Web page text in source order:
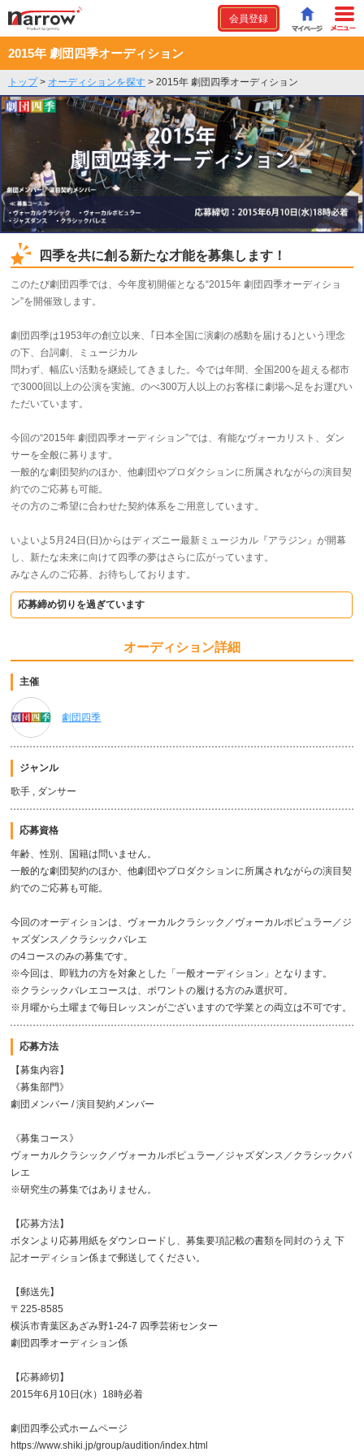
会員登録
2015年 劇団四季オーディション
トップ> オーディションを探す > 2015年 劇団四季オーディション
四季を共に創る新たな才能を募集します！
このたび劇団四季では、今年度初開催となる“2015年 劇団四季オーディショ
ン”を開催致します。
劇団四季は1953年の創立以来、｢日本全国に演劇の感動を届ける｣という理念
の下、台詞劇、ミュージカル
問わず、幅広い活動を継続してきました。今では年間、全国200を超える都市
で3000回以上の公演を実施。のべ300万人以上のお客様に劇場へ足をお運びい
ただいています。
今回の“2015年 劇団四季オーディション”では、有能なヴォーカリスト、ダン
サーを全般に募ります。
一般的な劇団契約のほか、他劇団やプロダクションに所属されながらの演目契
約でのご応募も可能。
その方のご希望に合わせた契約体系をご用意しています。
いよいよ5月24日(日)からはディズニー最新ミュージカル『アラジン』が開幕
し、新たな未来に向けて四季の夢はさらに広がっています。
みなさんのご応募、お待ちしております。
応募締め切りを過ぎています
オーディション詳細
主催
劇団四季
ジャンル
歌手 , ダンサー
応募資格
年齢、性別、国籍は問いません。
一般的な劇団契約のほか、他劇団やプロダクションに所属されながらの演目契
約でのご応募も可能。
今回のオーディションは、ヴォーカルクラシック／ヴォーカルポピュラー／ジ
ャズダンス／クラシックバレエ
の4コースのみの募集です。
※今回は、即戦力の方を対象とした「一般オーディション」となります。
※クラシックバレエコースは、ポワントの履ける方のみ選択可。
※月曜から土曜まで毎日レッスンがございますので学業との両立は不可です。
応募方法
【募集内容】
《募集部門》
劇団メンバー / 演目契約メンバー
《募集コース》
ヴォーカルクラシック／ヴォーカルポピュラー／ジャズダンス／クラシックバ
レエ
※研究生の募集ではありません。
【応募方法】
ボタンより応募用紙をダウンロードし、募集要項記載の書類を同封のうえ 下
記オーディション係まで郵送してください。
【郵送先】
〒225-8585
横浜市青葉区あざみ野1-24-7 四季芸術センター
劇団四季オーディション係
【応募締切】
2015年6月10日(水）18時必着
劇団四季公式ホームページ
https://www.shiki.jp/group/audition/index.html